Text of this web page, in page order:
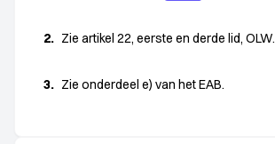
2. Zie artikel 22, eerste en derde lid, OLW.
3. Zie onderdeel e) van het EAB.